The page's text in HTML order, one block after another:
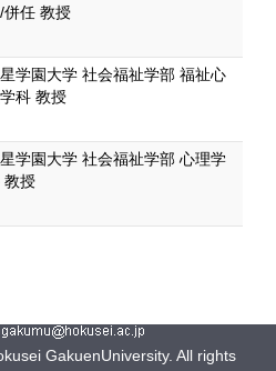
併任 教授
学園大学 社会福祉学部 福祉心
科 教授
学園大学 社会福祉学部 心理学
教授
GakuenUniversity. All rights